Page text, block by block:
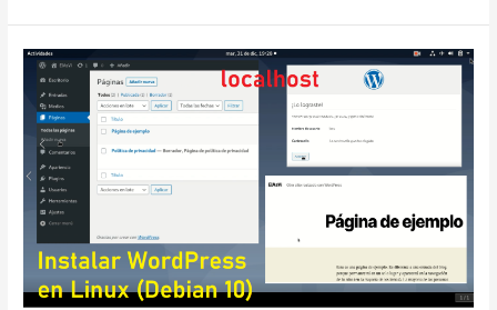
índice
para
tus
páginas
en
WordPress
utilizando
HTML